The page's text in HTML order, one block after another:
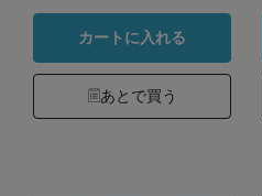
カートに入れる
あとで買う